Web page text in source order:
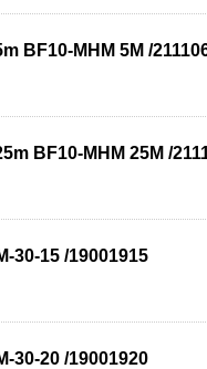
BF10-MHM 5M /
BF10-MHM 25M /
30-15 /19001915
30-20 /19001920